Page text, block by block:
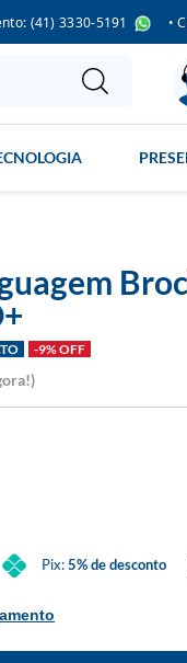
(41) 3330-5191 •
-9% OFF
Pix:5% de desconto